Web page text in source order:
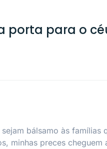
porta para o
sejam bálsamo às famílias
minhas preces cheguem